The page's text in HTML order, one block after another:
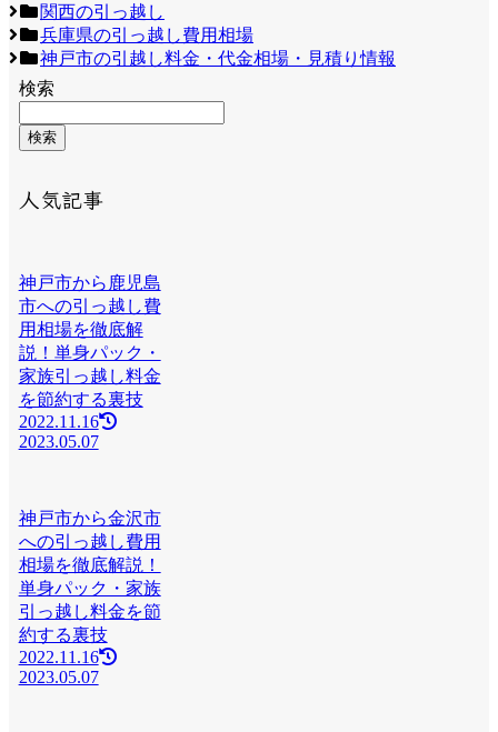
関西の引っ越し
兵庫県の引っ越し費用相場
神戸市の引越し料金・代金相場・見積り情報
検索
検索
人気記事
神戸市から鹿児島
市への引っ越し費
用相場を徹底解
説！単身パック・
家族引っ越し料金
を節約する裏技
2022.11.16
2023.05.07
神戸市から金沢市
への引っ越し費用
相場を徹底解説！
単身パック・家族
引っ越し料金を節
約する裏技
2022.11.16
2023.05.07